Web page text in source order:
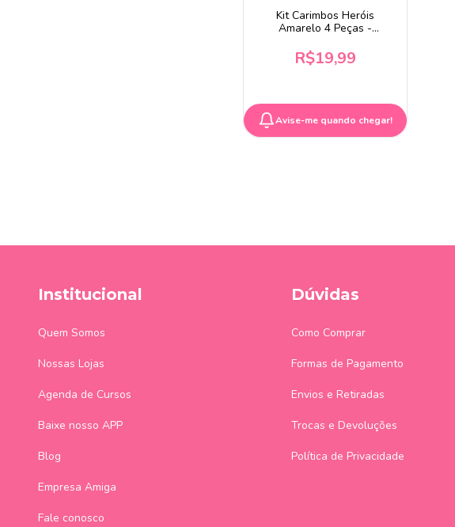
Kit Carimbos Heróis
Amarelo 4 Peças -
R$19,99
Avise-me quando chegar!
Institucional
Quem Somos
Nossas Lojas
Agenda de Cursos
Baixe nosso APP
Blog
Empresa Amiga
Fale conosco
Dúvidas
Como Comprar
Formas de Pagamento
Envios e Retiradas
Trocas e Devoluções
Política de Privacidade